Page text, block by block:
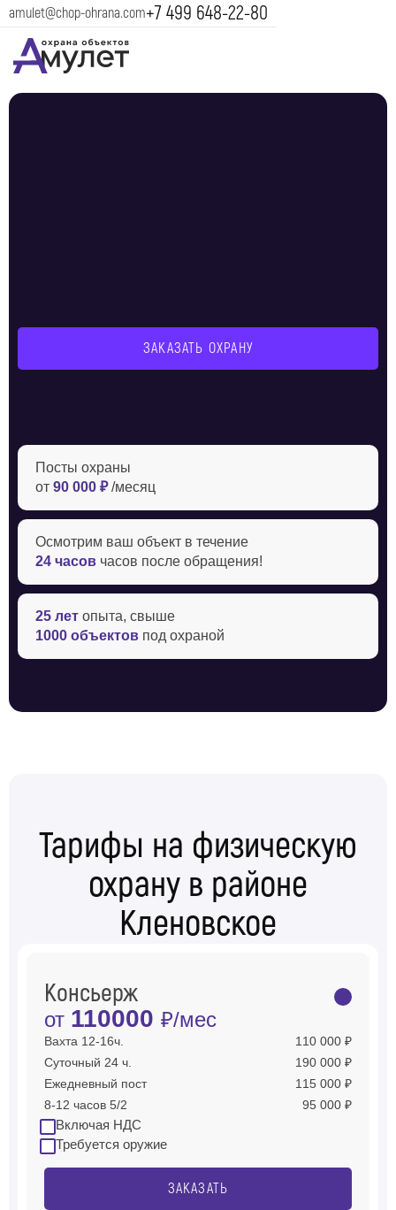
amulet@chop-ohrana.com+7 499 648-22-80
ЗАКАЗАТЬ ОХРАНУ
Посты охраны
от 90 000 ₽/месяц
Осмотрим ваш объект в течение ‍
24 часов часов после обращения!
25 лет опыта, свыше
1000 объектов под охраной
Тарифы на физическую
охрану в районе
Кленовское
Консьерж
от 110000 ₽/мес
Вахта 12-16ч.
110 000 ₽
Суточный 24 ч.
190 000 ₽
Ежедневный пост
115 000 ₽
8-12 часов 5/2
95 000 ₽
Включая НДС
Требуется оружие
ЗАКАЗАТЬ